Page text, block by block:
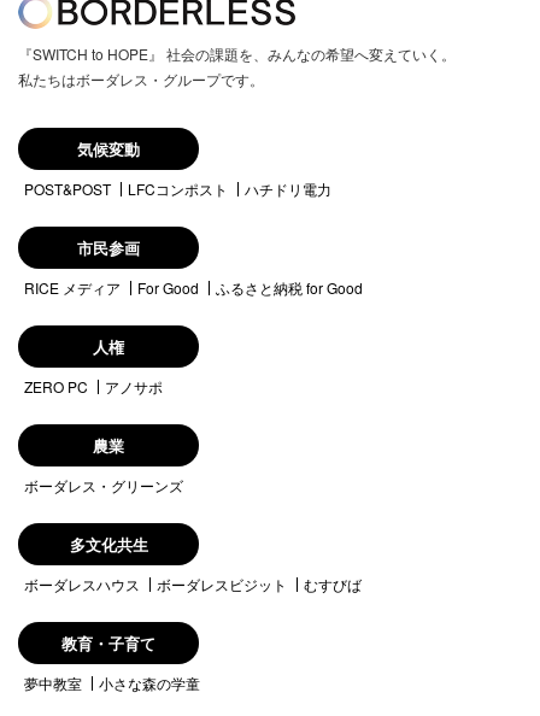
『SWITCH to HOPE』 社会の課題を、みんなの希望へ変えていく。
私たちはボーダレス・グループです。
気候変動
POST&POST LFCコンポスト ハチドリ電力
市民参画
RICE メディア For Good ふるさと納税 for Good
人権
ZERO PC アノサポ
農業
ボーダレス・グリーンズ
多文化共生
ボーダレスハウス ボーダレスビジット むすびば
教育・子育て
夢中教室 小さな森の学童